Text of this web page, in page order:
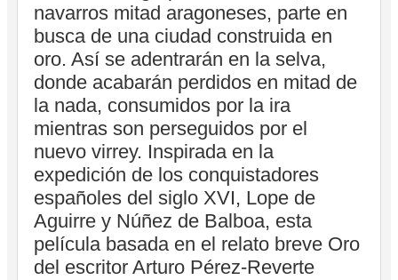
navarros mitad aragoneses, parte en
busca de una ciudad construida en
oro. Así se adentrarán en la selva,
donde acabarán perdidos en mitad de
la nada, consumidos por la ira
mientras son perseguidos por el
nuevo virrey. Inspirada en la
expedición de los conquistadores
españoles del siglo XVI, Lope de
Aguirre y Núñez de Balboa, esta
película basada en el relato breve Oro
del escritor Arturo Pérez-Reverte